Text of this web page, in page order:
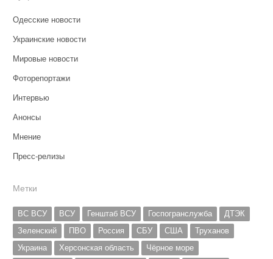
Одесские новости
Украинские новости
Мировые новости
Фоторепортажи
Интервью
Анонсы
Мнение
Пресс-релизы
Метки
ВС ВСУ ВСУ Генштаб ВСУ Госпогранслужба
ДТЭК
Зеленский
ПВО Россия СБУ США
Труханов
Украина
Херсонская область
Чёрное море